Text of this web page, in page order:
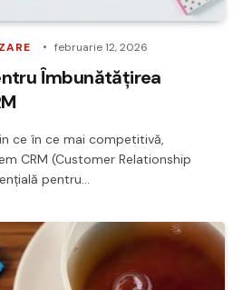
februarie 12, 2026
Îmbunătățirea
ce în ce mai competitivă,
CRM (Customer Relationship
pentru…